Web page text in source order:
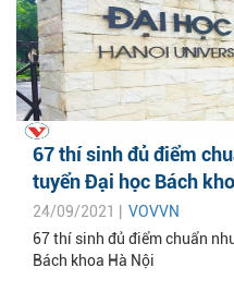
67 thí sinh đủ điểm
tuyển Đại học Bách
24/09/2021 | VOVVN
67 thí sinh đủ điểm chuẩn
Bách khoa Hà Nội